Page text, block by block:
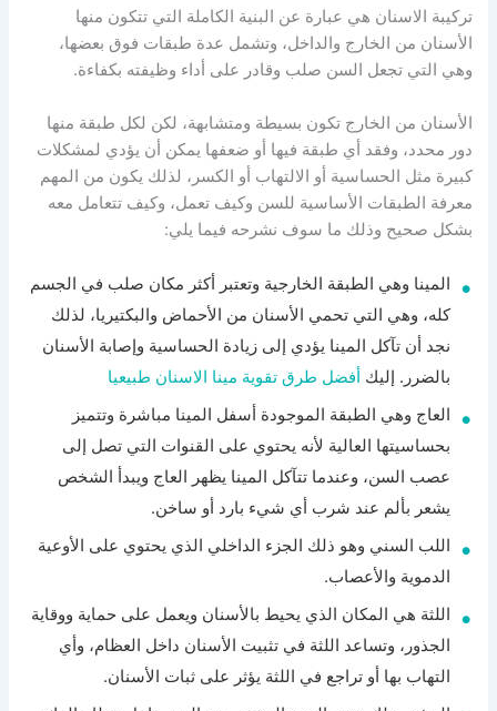
تركيبة الاسنان هي عبارة عن البنية الكاملة التي تتكون منها
الأسنان من الخارج والداخل، وتشمل عدة طبقات فوق بعضها،
وهي التي تجعل السن صلب وقادر على أداء وظيفته بكفاءة.
الأسنان من الخارج تكون بسيطة ومتشابهة، لكن لكل طبقة منها
دور محدد، وفقد أي طبقة فيها أو ضعفها يمكن أن يؤدي لمشكلات
كبيرة مثل الحساسية أو الالتهاب أو الكسر، لذلك يكون من المهم
معرفة الطبقات الأساسية للسن وكيف تعمل، وكيف تتعامل معه
بشكل صحيح وذلك ما سوف نشرحه فيما يلي:
المينا وهي الطبقة الخارجية وتعتبر أكثر مكان صلب في الجسم
كله، وهي التي تحمي الأسنان من الأحماض والبكتيريا، لذلك
نجد أن تآكل المينا يؤدي إلى زيادة الحساسية وإصابة الأسنان
بالضرر. إليكأفضل طرق تقوية مينا الاسنان طبيعيا
العاج وهي الطبقة الموجودة أسفل المينا مباشرة وتتميز
بحساسيتها العالية لأنه يحتوي على القنوات التي تصل إلى
عصب السن، وعندما تتآكل المينا يظهر العاج ويبدأ الشخص
يشعر بألم عند شرب أي شيء بارد أو ساخن.
اللب السني وهو ذلك الجزء الداخلي الذي يحتوي على الأوعية
الدموية والأعصاب.
اللثة هي المكان الذي يحيط بالأسنان ويعمل على حماية ووقاية
الجذور، وتساعد اللثة في تثبيت الأسنان داخل العظام، وأي
التهاب بها أو تراجع في اللثة يؤثر على ثبات الأسنان.